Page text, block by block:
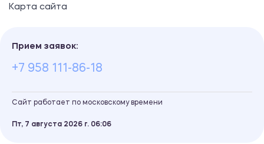
Карта сайта
Прием заявок:
+7 958 111-86-18
Сайт работает по московскому времени
Пт, 7 августа 2026 г. 06 06